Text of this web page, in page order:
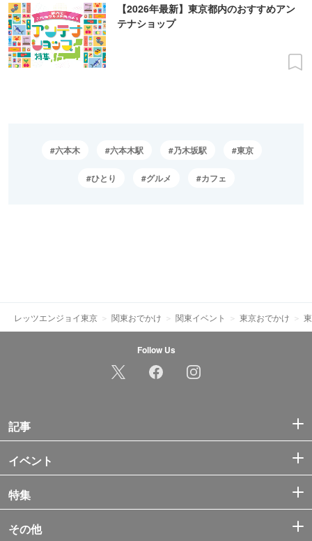
【2026年最新】東京都内のおすすめアン
テナショップ
六本木 六本木駅 乃木坂駅 東京
ひとり グルメ カフェ
レッツエンジョイ東京 関東おでかけ 関東イベント 東京おでかけ
Follow Us
記事
イベント
特集
その他